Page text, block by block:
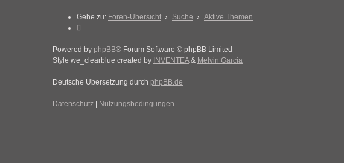
Gehe zu: Foren-Übersicht Suche Aktive Themen
Powered by phpBB® Forum Software © phpBB Limited
Style we_clearblue created by INVENTEA& Melvin García
Deutsche Übersetzung durch phpBB.de
Datenschutz Nutzungsbedingungen